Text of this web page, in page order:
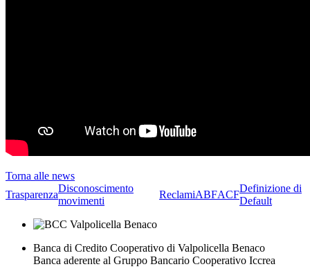
Torna alle news
Trasparenza
Disconoscimento
movimenti
ReclamiABFACF
Definizione di
Default
Banca di Credito Cooperativo di Valpolicella Benaco
Banca aderente al Gruppo Bancario Cooperativo Iccrea